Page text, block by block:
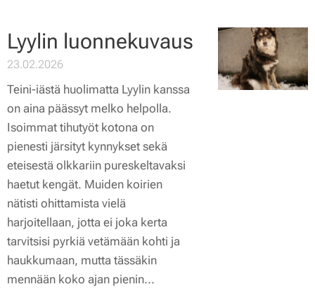
Lyylin luonnekuvaus
23.02.2026
Teini-iästä huolimatta Lyylin kanssa
on aina päässyt melko helpolla.
Isoimmat tihutyöt kotona on
pienesti järsityt kynnykset sekä
eteisestä olkkariin pureskeltavaksi
haetut kengät. Muiden koirien
nätisti ohittamista vielä
harjoitellaan, jotta ei joka kerta
tarvitsisi pyrkiä vetämään kohti ja
haukkumaan, mutta tässäkin
mennään koko ajan pienin...